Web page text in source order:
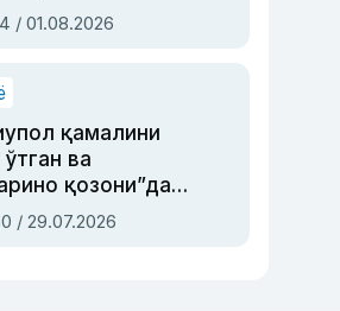
Ориповни
айбловлардан
/ 01.08.2026
қамалини
ва
қозони”дан
қаҳрамон —
армияси бош
/ 29.07.2026